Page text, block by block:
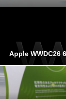
Apple WWDC26